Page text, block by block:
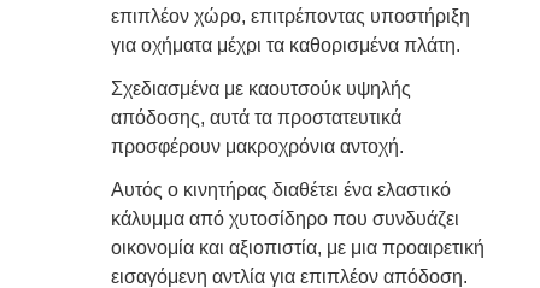
επιπλέον χώρο, επιτρέποντας υποστήριξη
για οχήματα μέχρι τα καθορισμένα πλάτη.
Σχεδιασμένα με καουτσούκ υψηλής
απόδοσης, αυτά τα προστατευτικά
προσφέρουν μακροχρόνια αντοχή.
Αυτός ο κινητήρας διαθέτει ένα ελαστικό
κάλυμμα από χυτοσίδηρο που συνδυάζει
οικονομία και αξιοπιστία, με μια προαιρετική
εισαγόμενη αντλία για επιπλέον απόδοση.